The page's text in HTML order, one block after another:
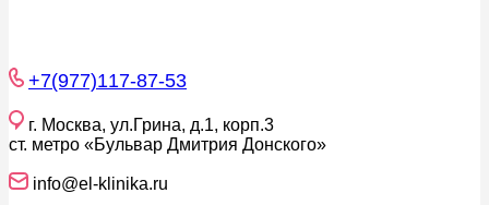
+7(977)117-87-53
г. Москва, ул.Грина, д.1, корп.3
ст. метро «Бульвар Дмитрия Донского»
info@el-klinika.ru